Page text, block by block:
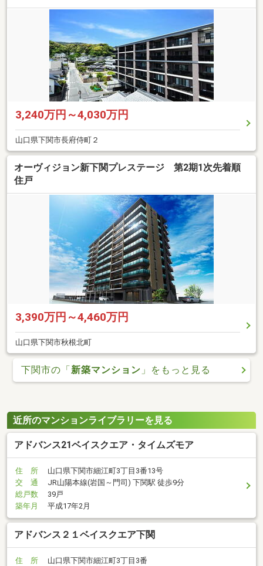
3,240万円～4,030万円
山口県下関市長府侍町２
オーヴィジョン新下関プレステージ 第2期1次先着順
住戸
3,390万円～4,460万円
山口県下関市秋根北町
下関市の「新築マンション 」をもっと見る
近所のマンションライブラリーを見る
アドバンス21ベイスクエア・タイムズモア
住 所
山口県下関市細江町3丁目3番13号
交 通
JR山陽本線(岩国～門司) 下関駅 徒歩9分
総戸数
39戸
築年月
平成17年2月
アドバンス２１ベイスクエア下関
住 所
山口県下関市細江町3丁目3番